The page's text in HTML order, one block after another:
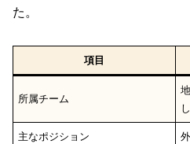
た。
項目
所属チーム
主なポジション